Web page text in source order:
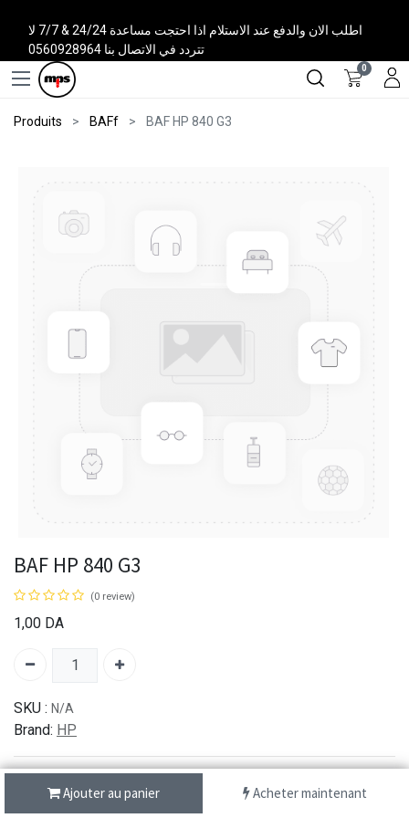
اطلب الان والدفع عند الاستلام اذا احتجت مساعدة 24/24 & 7/7 لا
تتردد في الاتصال بنا 0560928964
0
Produits BAFf BAF HP 840 G3
Ajouter au panier Acheter maintenant
BAF HP 840 G3
(0 review)
1,00 DA
SKU : N/A
Brand: HP
شحن سريع من 1 الى 3 ايام